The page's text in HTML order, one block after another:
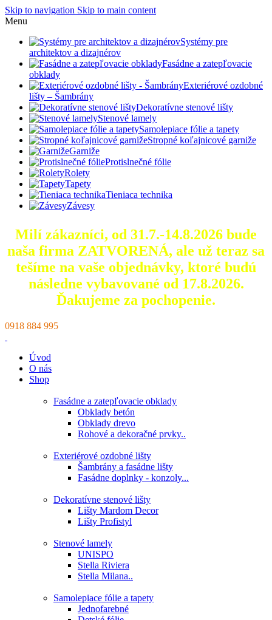
Skip to navigation Skip to main content
Menu
Systémy pre
architektov a dizajnérov
Fasádne a zatepľovacie
obklady
Exteriérové ozdobné
lišty – Šambrány
Dekoratívne stenové lišty
Stenové lamely
Samolepiace fólie a tapety
Stropné koľajnicové garniže
Garniže
Protislnečné fólie
Rolety
Tapety
Tieniaca technika
Závesy
Milí zákazníci, od 31.7.-14.8.2026 bude
naša firma ZATVORENÁ, ale už teraz sa
tešíme na vaše objednávky, ktoré budú
následne vybavované od 17.8.2026.
Ďakujeme za pochopenie.
0918 884 995
Úvod
O nás
Shop
Fasádne a zatepľovacie obklady
Obklady betón
Obklady drevo
Rohové a dekoračné prvky..
Exteriérové ozdobné lišty
Šambrány a fasádne lišty
Fasádne doplnky - konzoly...
Dekoratívne stenové lišty
Lišty Mardom Decor
Lišty Profistyl
Stenové lamely
UNISPO
Stella Riviera
Stella Milana..
Samolepiace fólie a tapety
Jednofarebné